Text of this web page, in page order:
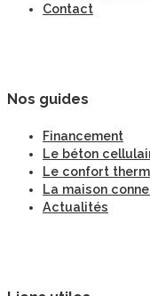
Contact
Nos guides
Financement
Le béton
Le confort
La maison
Actualités